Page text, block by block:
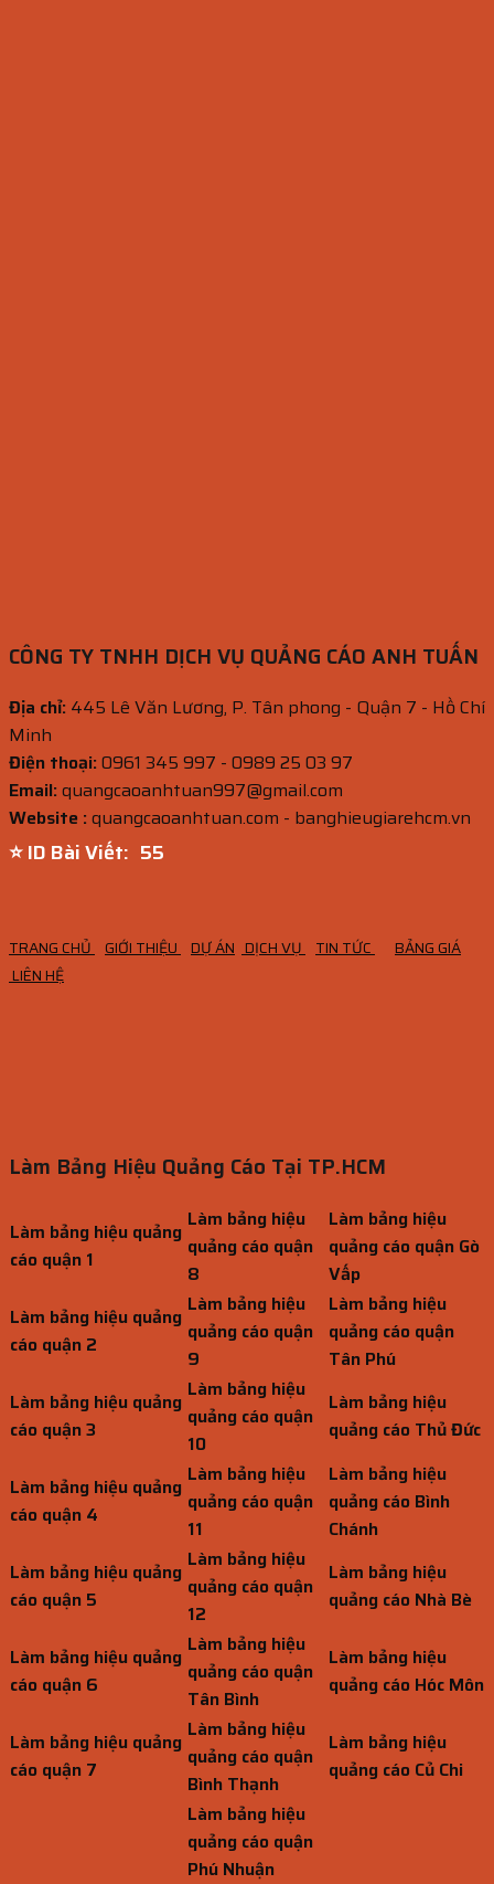
CÔNG TY TNHH DỊCH VỤ QUẢNG CÁO ANH TUẤN
Địa chỉ: 445 Lê Văn Lương, P. Tân phong - Quận 7 - Hồ Chí
Minh
Điện thoại:0961 345 997 - 0989 25 03 97
Email:quangcaoanhtuan997@gmail.com
Website :quangcaoanhtuan.com - banghieugiarehcm.vn
⭐ ID Bài Viết: 53
TRANG CHỦ GIỚI THIỆU DỰ ÁN DỊCH VỤ TIN TỨC
BẢNG GIÁ
LIÊN HỆ
Làm Bảng Hiệu Quảng Cáo Tại TP.HCM
Làm bảng hiệu quảng
cáo quận 1
Làm bảng hiệu
quảng cáo quận
8
Làm bảng hiệu
quảng cáo quận Gò
Vấp
Làm bảng hiệu quảng
cáo quận 2
Làm bảng hiệu
quảng cáo quận
9
Làm bảng hiệu
quảng cáo quận
Tân Phú
Làm bảng hiệu quảng
cáo quận 3
Làm bảng hiệu
quảng cáo quận
10
Làm bảng hiệu
quảng cáo Thủ Đức
Làm bảng hiệu quảng
cáo quận 4
Làm bảng hiệu
quảng cáo quận
11
Làm bảng hiệu
quảng cáo Bình
Chánh
Làm bảng hiệu quảng
cáo quận 5
Làm bảng hiệu
quảng cáo quận
12
Làm bảng hiệu
quảng cáo Nhà Bè
Làm bảng hiệu quảng
cáo quận 6
Làm bảng hiệu
quảng cáo quận
Tân Bình
Làm bảng hiệu
quảng cáo Hóc Môn
Làm bảng hiệu quảng
cáo quận 7
Làm bảng hiệu
quảng cáo quận
Bình Thạnh
Làm bảng hiệu
quảng cáo Củ Chi
Làm bảng hiệu
quảng cáo quận
Phú Nhuận